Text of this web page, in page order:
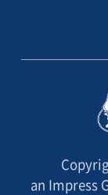
an Impress